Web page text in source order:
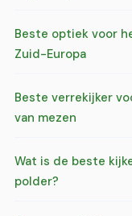
Beste optiek voor
Zuid-Europa
Beste verrekijker
van mezen
Wat is de beste
polder?